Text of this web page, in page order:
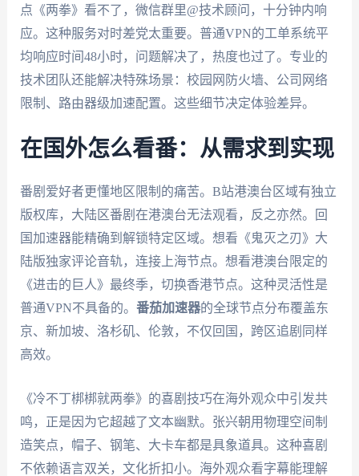
点《两拳》看不了，微信群里@技术顾问，十分钟内响
应。这种服务对时差党太重要。普通VPN的工单系统平
均响应时间48小时，问题解决了，热度也过了。专业的
技术团队还能解决特殊场景：校园网防火墙、公司网络
限制、路由器级加速配置。这些细节决定体验差异。
在国外怎么看番：从需求到实现
番剧爱好者更懂地区限制的痛苦。B站港澳台区域有独立
版权库，大陆区番剧在港澳台无法观看，反之亦然。回
国加速器能精确到解锁特定区域。想看《鬼灭之刃》大
陆版独家评论音轨，连接上海节点。想看港澳台限定的
《进击的巨人》最终季，切换香港节点。这种灵活性是
普通VPN不具备的。 番茄加速器的全球节点分布覆盖东
京、新加坡、洛杉矶、伦敦，不仅回国，跨区追剧同样
高效。
《冷不丁梆梆就两拳》的喜剧技巧在海外观众中引发共
鸣，正是因为它超越了文本幽默。张兴朝用物理空间制
造笑点，帽子、钢笔、大卡车都是具象道具。这种喜剧
不依赖语言双关，文化折扣小。海外观众看字幕能理解